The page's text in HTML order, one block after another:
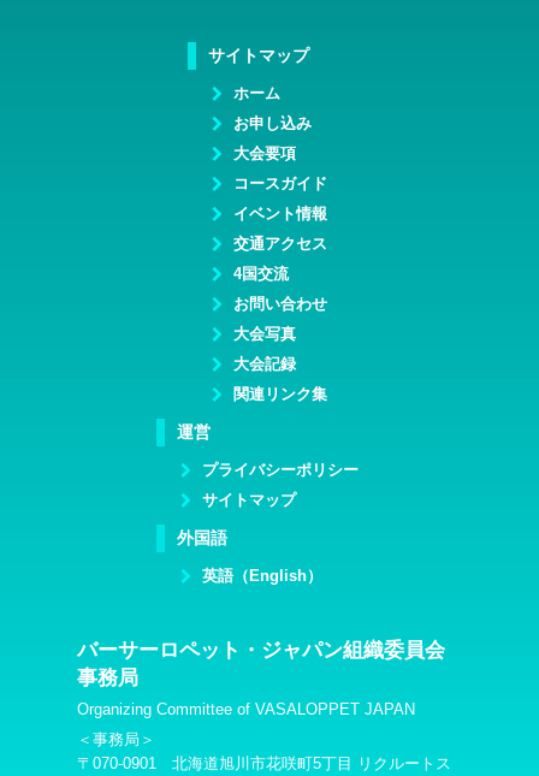
サイトマップ
ホーム
お申し込み
大会要項
コースガイド
イベント情報
交通アクセス
4国交流
お問い合わせ
大会写真
大会記録
関連リンク集
運営
プライバシーポリシー
サイトマップ
外国語
英語（English）
バーサーロペット・ジャパン組織委員会
事務局
Organizing Committee of VASALOPPET JAPAN
＜事務局＞
〒070-0901 北海道旭川市花咲町5丁目 リクルートス